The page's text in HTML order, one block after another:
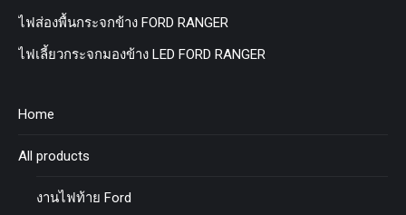
ไฟส่องพื้นกระจกข้าง FORD RANGER
ไฟเลี้ยวกระจกมองข้าง LED FORD RANGER
Home
All products
งานไฟท้าย Ford